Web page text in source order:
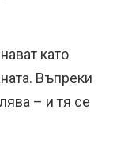
като
Въпреки
– и тя се